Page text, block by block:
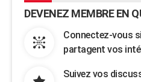
DEVENEZ MEMBRE EN
Connectez-vous
partagent vos
Suivez vos